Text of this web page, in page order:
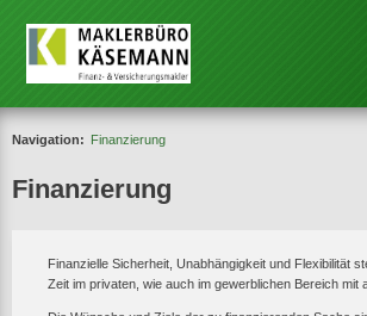
Navigation: Finanzierung
Finanzierung
Finanzielle Sicherheit, Unabhängigkeit und Flexibilität
Zeit im privaten, wie auch im gewerblichen Bereich mit